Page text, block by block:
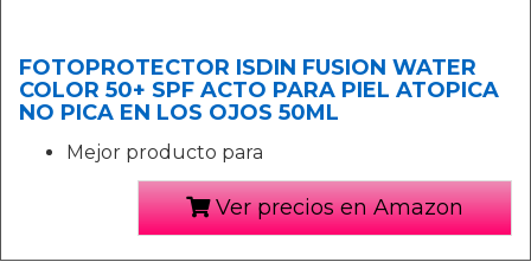
FOTOPROTECTOR ISDIN FUSION WATER
COLOR 50+ SPF ACTO PARA PIEL ATOPICA
NO PICA EN LOS OJOS 50ML
Mejor producto para
Ver precios en Amazon